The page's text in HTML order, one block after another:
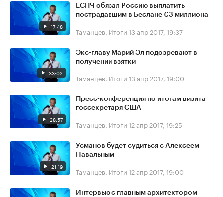
17:48
ЕСПЧ обязал Россию выплатить
пострадавшим в Беслане €3 миллиона
Таманцев. Итоги 13 апр 2017, 19:37
33:02
Экс-главу Марий Эл подозревают в
получении взятки
Таманцев. Итоги 13 апр 2017, 19:00
28:57
Пресс-конференция по итогам визита
госсекретаря США
Таманцев. Итоги 12 апр 2017, 19:25
21:19
Усманов будет судиться с Алексеем
Навальным
Таманцев. Итоги 12 апр 2017, 19:00
Интервью с главным архитектором